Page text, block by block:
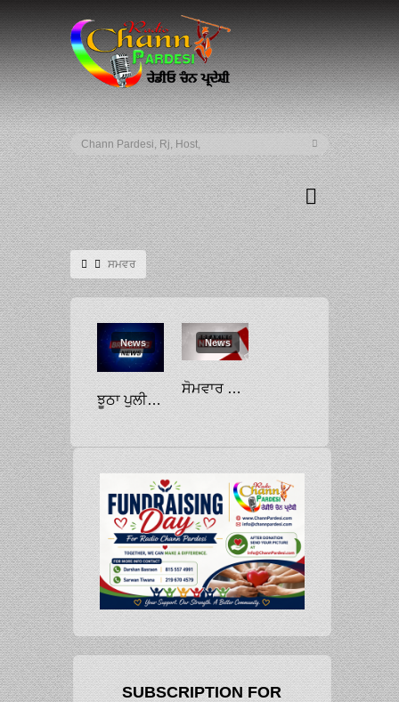
ਸਮਵਰ
News
ਝੂਠਾ ਪੁਲੀਸ ਮੁਕਾਬਲਾ: ਮੁਹਾਲੀ ਦੀ ਵਿਸ਼ੇਸ਼ ਸੀਬੀਆਈ ਅਦਾਲਤ ਨੇ ਦੋ ਪੁਲੀਸ ਅਫਸਰ ਦੋਸ਼ੀ ਕਰਾਰ ਦਿੱਤੇ, ਸੋਮਵਾਰ ਨੂੰ ਸੁਣਾਈ ਜਾਵੇਗੀ ਸਜ਼ਾ
News
ਸੋਮਵਾਰ ਨੂੰ ਖੜਗੇ ਤੇ ਥਰੂਰ ਵਿਚਾਲੇ ਮੁਕਾਬਲਾ: ਕਾਂਗਰਸ ’ਚ 24 ਸਾਲ ਬਾਅਦ ਹੋਵੇਗਾ ਗਾਂਧੀ ਪਰਿਵਾਰ ਤੋਂ ਬਾਹਰ ਦਾ ਪ੍ਰਧਾਨ
SUBSCRIPTION FOR